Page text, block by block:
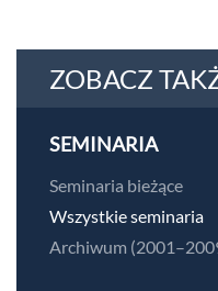
ZOBACZ
SEMINARIA
Seminaria bieżące
Wszystkie seminaria
Archiwum